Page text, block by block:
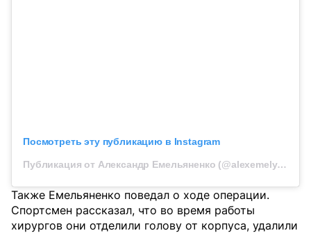
Посмотреть эту публикацию в Instagram
Публикация от Александр Емельяненко (@alexemelyanenko)
Также Емельяненко поведал о ходе операции.
Спортсмен рассказал, что во время работы
хирургов они отделили голову от корпуса, удалили